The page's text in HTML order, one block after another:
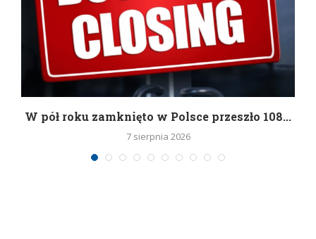
W pół roku zamknięto w Polsce przeszło 108...
7 sierpnia 2026